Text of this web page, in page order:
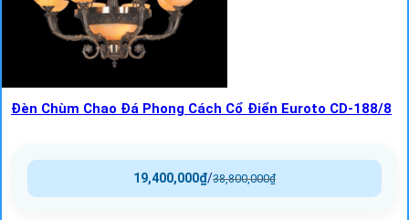
Đèn Chùm Chao Đá Phong Cách Cổ Điển Euroto CD-188/8
38,800,000₫
/
19,400,000₫